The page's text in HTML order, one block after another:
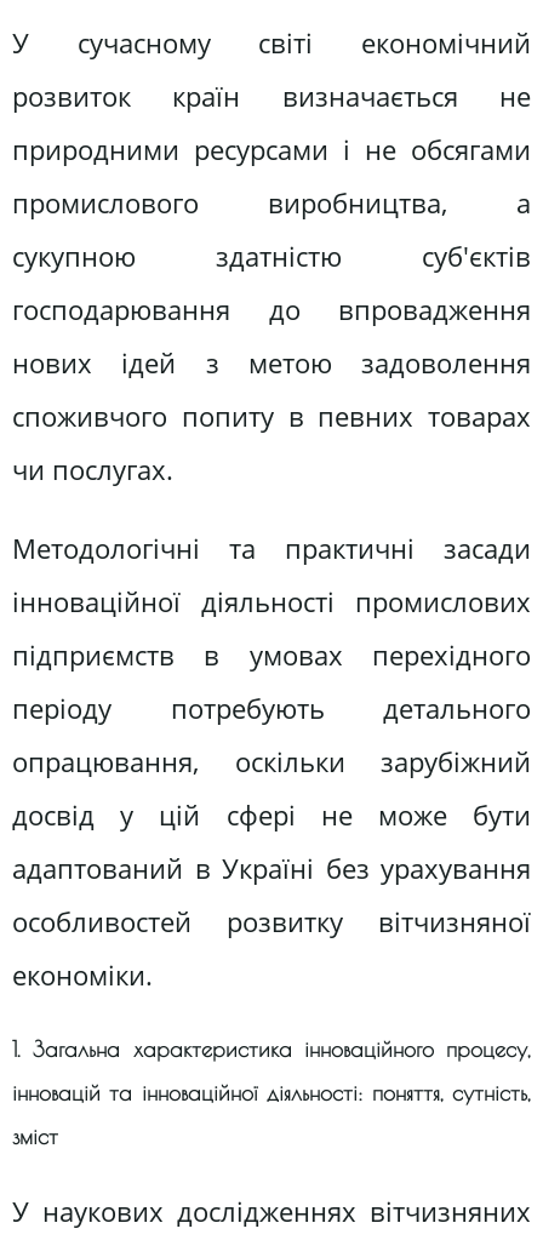
У сучасному світі економічний
розвиток країн визначається не
природними ресурсами і не обсягами
промислового виробництва, а
сукупною здатністю суб'єктів
господарювання до впровадження
нових ідей з метою задоволення
споживчого попиту в певних товарах
чи послугах.
Методологічні та практичні засади
інноваційної діяльності промислових
підприємств в умовах перехідного
періоду потребують детального
опрацювання, оскільки зарубіжний
досвід у цій сфері не може бути
адаптований в Україні без урахування
особливостей розвитку вітчизняної
економіки.
1. Загальна характеристика інноваційного процесу,
інновацій та інноваційної діяльності: поняття, сутність,
зміст
У наукових дослідженнях вітчизняних